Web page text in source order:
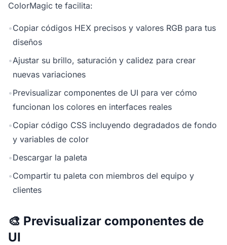
ColorMagic te facilita:
•Copiar códigos HEX precisos y valores RGB para tus
diseños
•Ajustar su brillo, saturación y calidez para crear
nuevas variaciones
•Previsualizar componentes de UI para ver cómo
funcionan los colores en interfaces reales
•Copiar código CSS incluyendo degradados de fondo
y variables de color
•Descargar la paleta
•Compartir tu paleta con miembros del equipo y
clientes
🎨 Previsualizar componentes de
UI